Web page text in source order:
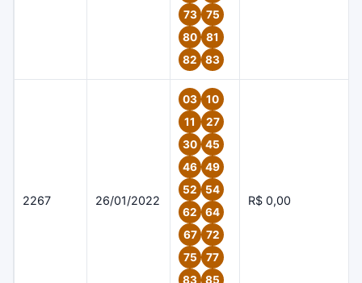
73
75
80
81
82
83
2267 26/01/2022
03
10
11
27
30
45
46
49
52
54
62
64
67
72
75
77
83
85
R$ 0,00